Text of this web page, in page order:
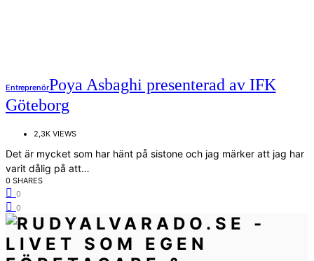
EntreprenörPoya Asbaghi presenterad av IFK
Göteborg
2,3K VIEWS
Det är mycket som har hänt på sistone och jag märker att jag har
varit dålig på att…
0 SHARES
0
0